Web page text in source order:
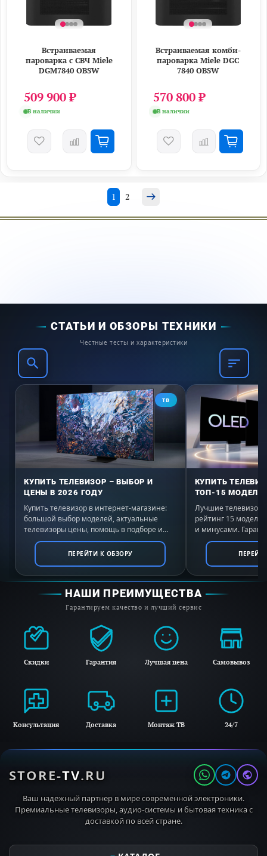
Встраиваемая
пароварка с СВЧ Miele
DGM7840 OBSW
509 900 ₽
В наличии
Встраиваемая комби-
пароварка Miele DGC
7840 OBSW
570 800 ₽
В наличии
1 2
СТАТЬИ И ОБЗОРЫ ТЕХНИКИ
Честные тесты и характеристики
ТВ
КУПИТЬ ТЕЛЕВИЗОР – ВЫБОР И
ЦЕНЫ В 2026 ГОДУ
Купить телевизор в интернет-магазине:
большой выбор моделей, актуальные
телевизоры цены, помощь в подборе и
выгодные условия покупки с доставкой по
всей России.ПЕРЕЙТИ К ОБЗОРУ
КУПИТЬ
ТОП-15
Лучшие телевизоры
рейтинг 15
и минусами.
России. Выбирайте
НАШИ ПРЕИМУЩЕСТВА
Гарантируем качество и лучший сервис
Скидки Гарантия Лучшая цена Самовывоз
Консультация Доставка Монтаж ТВ 24/7
STORE-TV.RU
Ваш надежный партнер в мире современной электроники.
Премиальные телевизоры, аудио-системы и бытовая техника с
доставкой по всей стране.